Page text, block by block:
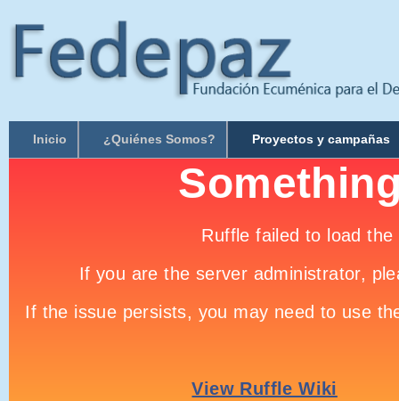
Inicio ¿Quiénes Somos? Proyectos y campañas